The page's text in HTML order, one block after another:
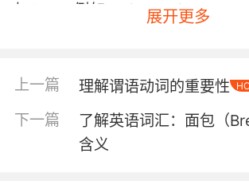
加“-d”。例如： live → lived
音字母加“y”结尾的动词：将“y”
读闭音节结尾且末尾只有一个辅音
双写最后一个辅音字母再加“-ed”
→ stopped plan → planned 掌握
大部分规则动词的过去式变化都
三、不规则动词的Past时态变化
展开更多
上一篇 理解谓语动词的重要性
下一篇
了解英语词汇：面包（
含义